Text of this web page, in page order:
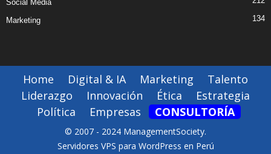
Social Media
Marketing 134
Home Digital & IA Marketing
Talento
Liderazgo
Innovación Ética
Estrategia
Política
Empresas CONSULTORÍA
© 2007 - 2024 ManagementSociety.
Servidores VPS para WordPress en Perú